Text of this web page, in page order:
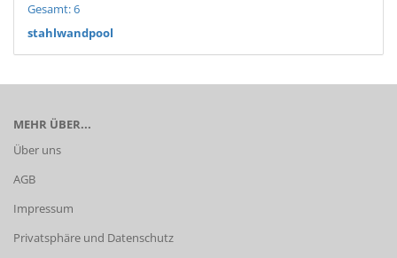
Gesamt: 6
stahlwandpool
MEHR ÜBER...
Über uns
AGB
Impressum
Privatsphäre und Datenschutz